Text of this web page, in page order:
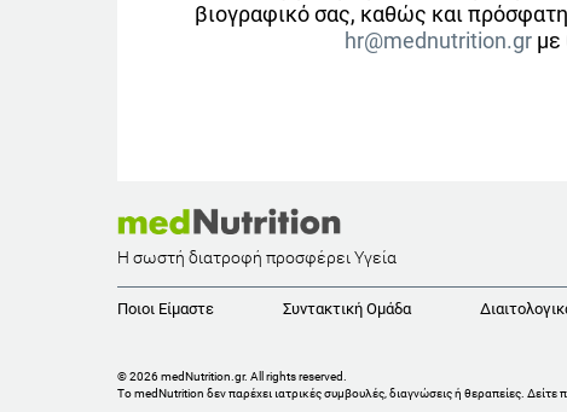
βιογραφικό σας, καθώς και
hr@mednutrition.grμε
Η σωστή διατροφή προσφέρει Υγεία
Ποιοι Είμαστε Συντακτική Ομάδα
© 2026 medNutrition.gr. All rights reserved.
Το medNutrition δεν παρέχει ιατρικές συμβουλές, διαγνώσεις ή θεραπείες. Δείτε